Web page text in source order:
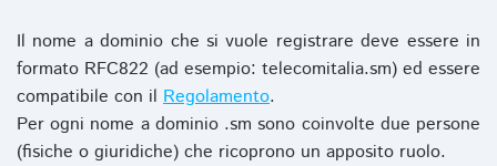
Il nome a dominio che si vuole registrare deve essere in
formato RFC822 (ad esempio: telecomitalia.sm) ed essere
compatibile con il Regolamento.
Per ogni nome a dominio .sm sono coinvolte due persone
(fisiche o giuridiche) che ricoprono un apposito ruolo.